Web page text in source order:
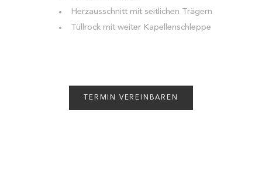
Herzausschnitt mit seitlichen Trägern
Tüllrock mit weiter Kapellenschleppe
TERMIN VEREINBAREN